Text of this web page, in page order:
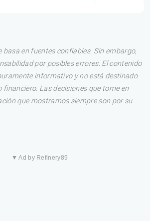
basa en fuentes confiables. Sin embargo,
por posibles errores. El contenido
informativo y no está destinado
Las decisiones que tome en
que mostramos siempre son por su
▼ Ad by Refinery89